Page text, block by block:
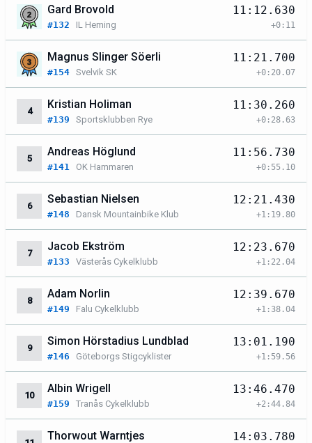
Gard Brovold
#132 IL Heming
11:12.630
+0:11
Magnus Slinger Söerli
#154 Svelvik SK
11:21.700
+0:20.07
4
Kristian Holiman
#139 Sportsklubben Rye
11:30.260
+0:28.63
5
Andreas Höglund
#141 OK Hammaren
11:56.730
+0:55.10
6
Sebastian Nielsen
#148 Dansk Mountainbike Klub
12:21.430
+1:19.80
7
Jacob Ekström
#133 Västerås Cykelklubb
12:23.670
+1:22.04
8
Adam Norlin
#149 Falu Cykelklubb
12:39.670
+1:38.04
9
Simon Hörstadius Lundblad
#146 Göteborgs Stigcyklister
13:01.190
+1:59.56
10
Albin Wrigell
#159 Tranås Cykelklubb
13:46.470
+2:44.84
Thorwout Warntjes 14:03.780